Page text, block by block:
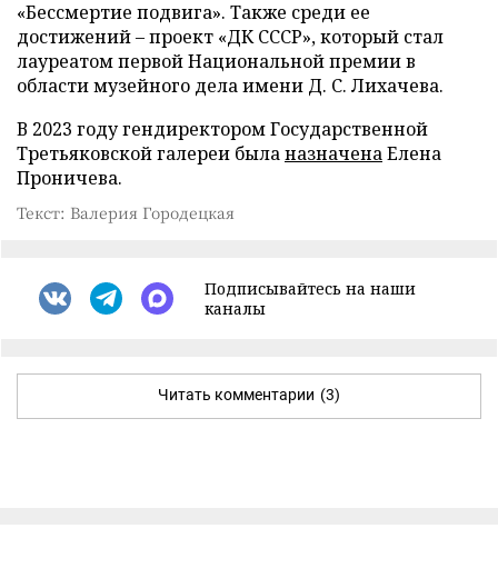
«Бессмертие подвига». Также среди ее
достижений – проект «ДК СССР», который стал
лауреатом первой Национальной премии в
области музейного дела имени Д. С. Лихачева.
В 2023 году гендиректором Государственной
Третьяковской галереи быланазначенаЕлена
Проничева.
Текст: Валерия Городецкая
Подписывайтесь на наши
каналы
Читать комментарии (3)